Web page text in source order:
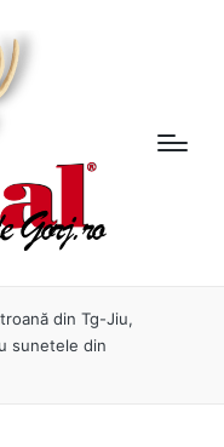
din Tg-Jiu,
sunetele din